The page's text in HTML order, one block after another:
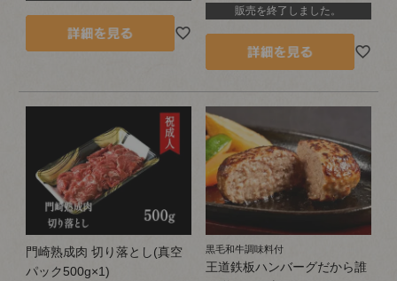
販売を終了しました。
門崎熟成肉 切り落とし(真空
パック500g×1)
黒毛和牛調味料付
王道鉄板ハンバーグだから誰